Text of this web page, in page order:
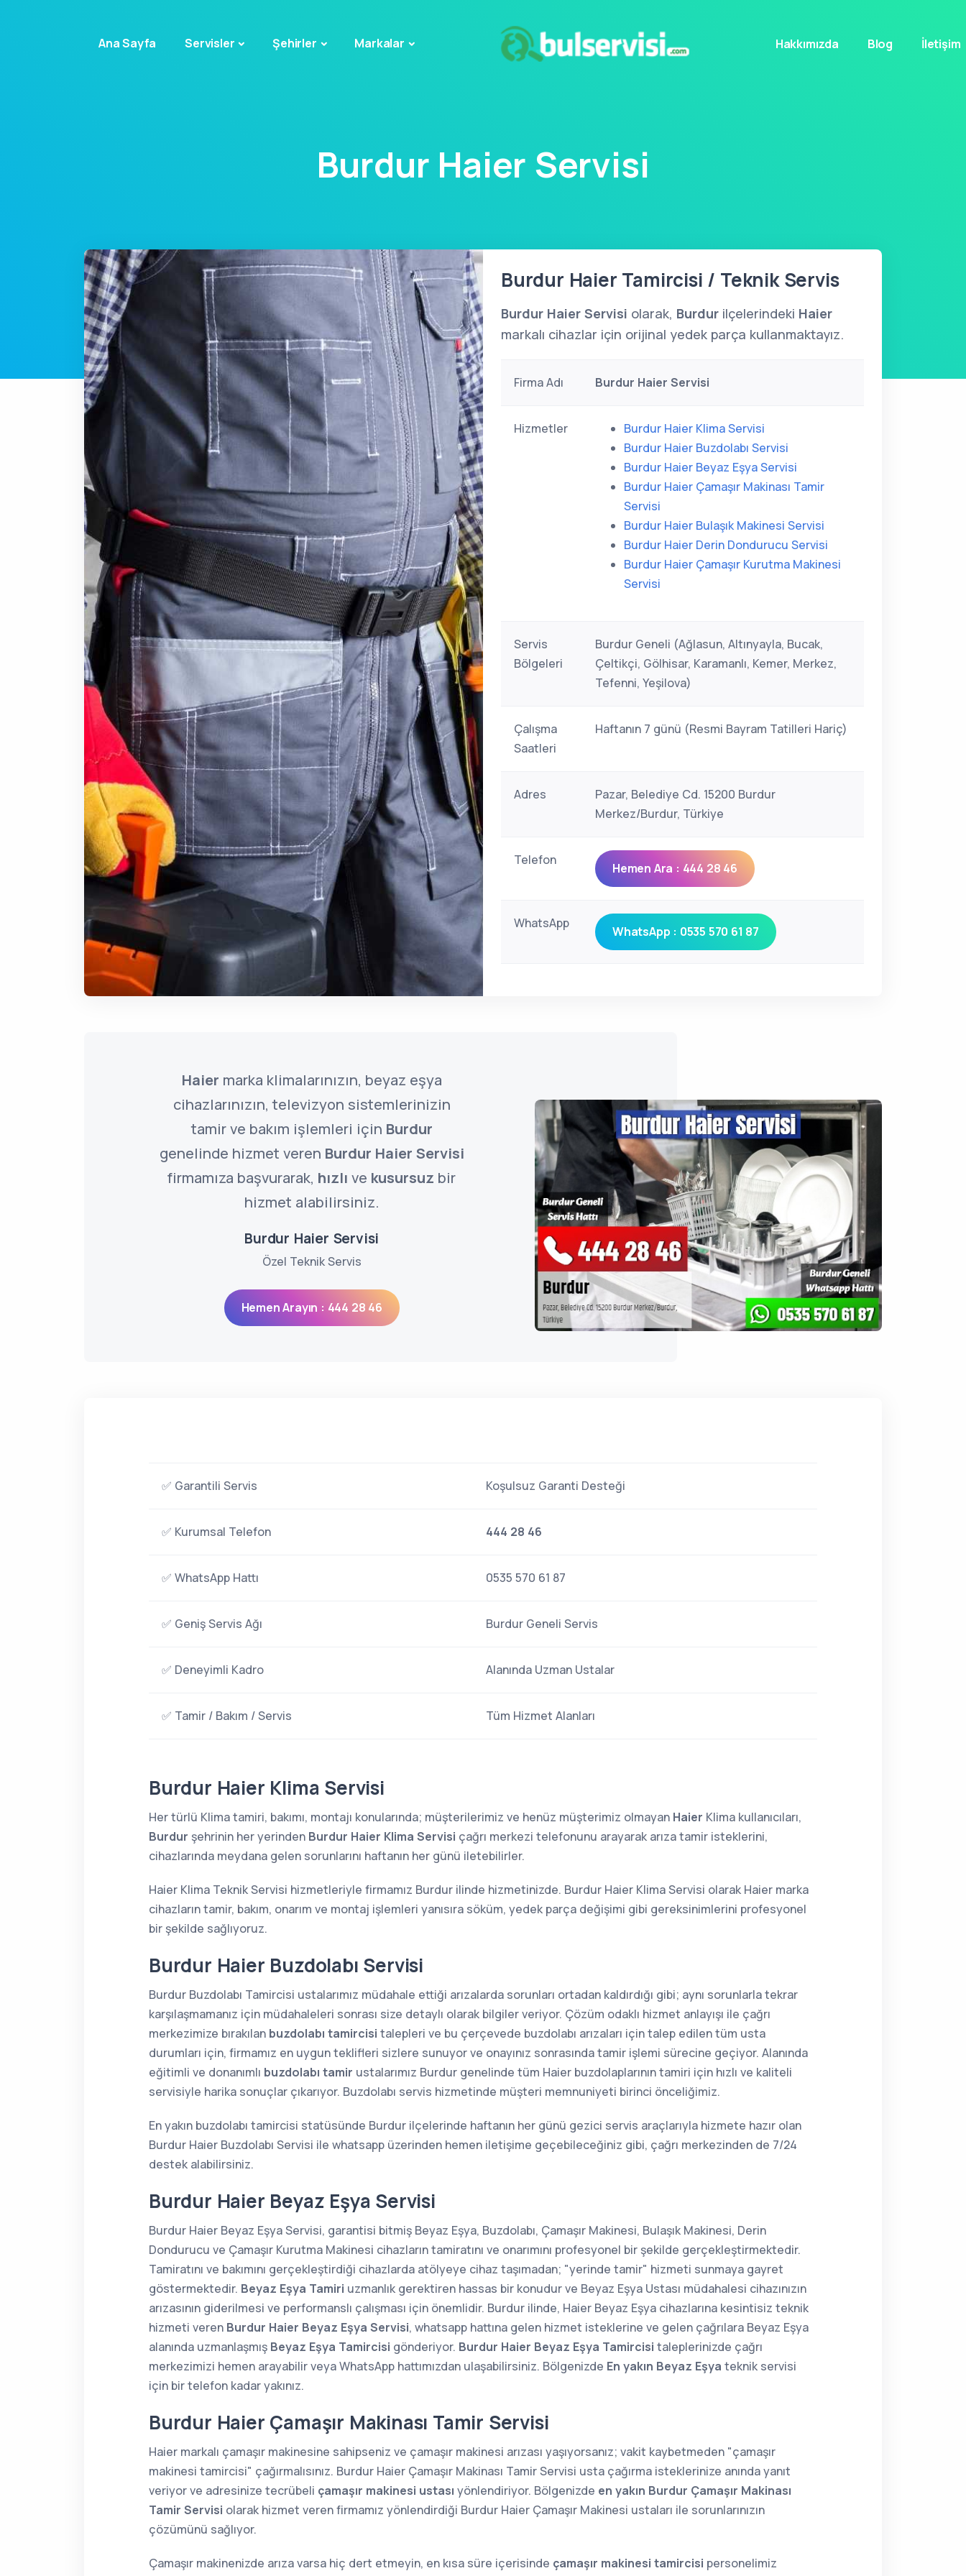
Ana Sayfa Servisler Şehirler Markalar Hakkımızda Blog İletişim
Burdur Haier Servisi
Burdur Haier Tamircisi / Teknik Servis
Burdur Haier Servisi olarak, Burdur ilçelerindeki Haier
markalı cihazlar için orijinal yedek parça kullanmaktayız.
Firma Adı Burdur Haier Servisi
Hizmetler
Burdur Haier Klima Servisi
Burdur Haier Buzdolabı Servisi
Burdur Haier Beyaz Eşya Servisi
Burdur Haier Çamaşır Makinası Tamir
Servisi
Burdur Haier Bulaşık Makinesi Servisi
Burdur Haier Derin Dondurucu Servisi
Burdur Haier Çamaşır Kurutma Makinesi
Servisi
Servis
Bölgeleri
Burdur Geneli (Ağlasun, Altınyayla, Bucak,
Çeltikçi, Gölhisar, Karamanlı, Kemer, Merkez,
Tefenni, Yeşilova)
Çalışma
Saatleri
Haftanın 7 günü (Resmi Bayram Tatilleri Hariç)
Adres
Pazar, Belediye Cd. 15200 Burdur
Merkez/Burdur, Türkiye
Telefon
Hemen Ara : 444 28 46
WhatsApp
WhatsApp : 0535 570 61 87
Haier marka klimalarınızın, beyaz eşya
cihazlarınızın, televizyon sistemlerinizin
tamir ve bakım işlemleri için Burdur
genelinde hizmet veren Burdur Haier Servisi
firmamıza başvurarak, hızlı ve kusursuz bir
hizmet alabilirsiniz.
Burdur Haier Servisi
Özel Teknik Servis
Hemen Arayın : 444 28 46
✅ Garantili Servis Koşulsuz Garanti Desteği
✅ Kurumsal Telefon 444 28 46
✅ WhatsApp Hattı 0535 570 61 87
✅ Geniş Servis Ağı Burdur Geneli Servis
✅ Deneyimli Kadro Alanında Uzman Ustalar
✅ Tamir / Bakım / Servis Tüm Hizmet Alanları
Burdur Haier Klima Servisi
Her türlü Klima tamiri, bakımı, montajı konularında; müşterilerimiz ve henüz müşterimiz olmayan Haier Klima kullanıcıları,
Burdur şehrinin her yerinden Burdur Haier Klima Servisi çağrı merkezi telefonunu arayarak arıza tamir isteklerini,
cihazlarında meydana gelen sorunlarını haftanın her günü iletebilirler.
Haier Klima Teknik Servisi hizmetleriyle firmamız Burdur ilinde hizmetinizde. Burdur Haier Klima Servisi olarak Haier marka
cihazların tamir, bakım, onarım ve montaj işlemleri yanısıra söküm, yedek parça değişimi gibi gereksinimlerini profesyonel
bir şekilde sağlıyoruz.
Burdur Haier Buzdolabı Servisi
Burdur Buzdolabı Tamircisi ustalarımız müdahale ettiği arızalarda sorunları ortadan kaldırdığı gibi; aynı sorunlarla tekrar
karşılaşmamanız için müdahaleleri sonrası size detaylı olarak bilgiler veriyor. Çözüm odaklı hizmet anlayışı ile çağrı
merkezimize bırakılan buzdolabı tamircisi talepleri ve bu çerçevede buzdolabı arızaları için talep edilen tüm usta
durumları için, firmamız en uygun teklifleri sizlere sunuyor ve onayınız sonrasında tamir işlemi sürecine geçiyor. Alanında
eğitimli ve donanımlı buzdolabı tamir ustalarımız Burdur genelinde tüm Haier buzdolaplarının tamiri için hızlı ve kaliteli
servisiyle harika sonuçlar çıkarıyor. Buzdolabı servis hizmetinde müşteri memnuniyeti birinci önceliğimiz.
En yakın buzdolabı tamircisi statüsünde Burdur ilçelerinde haftanın her günü gezici servis araçlarıyla hizmete hazır olan
Burdur Haier Buzdolabı Servisi ile whatsapp üzerinden hemen iletişime geçebileceğiniz gibi, çağrı merkezinden de 7/24
destek alabilirsiniz.
Burdur Haier Beyaz Eşya Servisi
Burdur Haier Beyaz Eşya Servisi, garantisi bitmiş Beyaz Eşya, Buzdolabı, Çamaşır Makinesi, Bulaşık Makinesi, Derin
Dondurucu ve Çamaşır Kurutma Makinesi cihazların tamiratını ve onarımını profesyonel bir şekilde gerçekleştirmektedir.
Tamiratını ve bakımını gerçekleştirdiği cihazlarda atölyeye cihaz taşımadan; "yerinde tamir" hizmeti sunmaya gayret
göstermektedir. Beyaz Eşya Tamiri uzmanlık gerektiren hassas bir konudur ve Beyaz Eşya Ustası müdahalesi cihazınızın
arızasının giderilmesi ve performanslı çalışması için önemlidir. Burdur ilinde, Haier Beyaz Eşya cihazlarına kesintisiz teknik
hizmeti veren Burdur Haier Beyaz Eşya Servisi, whatsapp hattına gelen hizmet isteklerine ve gelen çağrılara Beyaz Eşya
alanında uzmanlaşmış Beyaz Eşya Tamircisi gönderiyor. Burdur Haier Beyaz Eşya Tamircisi taleplerinizde çağrı
merkezimizi hemen arayabilir veya WhatsApp hattımızdan ulaşabilirsiniz. Bölgenizde En yakın Beyaz Eşya teknik servisi
için bir telefon kadar yakınız.
Burdur Haier Çamaşır Makinası Tamir Servisi
Haier markalı çamaşır makinesine sahipseniz ve çamaşır makinesi arızası yaşıyorsanız; vakit kaybetmeden "çamaşır
makinesi tamircisi" çağırmalısınız. Burdur Haier Çamaşır Makinası Tamir Servisi usta çağırma isteklerinize anında yanıt
veriyor ve adresinize tecrübeli çamaşır makinesi ustası yönlendiriyor. Bölgenizde en yakın Burdur Çamaşır Makinası
Tamir Servisi olarak hizmet veren firmamız yönlendirdiği Burdur Haier Çamaşır Makinesi ustaları ile sorunlarınızın
çözümünü sağlıyor.
Çamaşır makinenizde arıza varsa hiç dert etmeyin, en kısa süre içerisinde çamaşır makinesi tamircisi personelimiz